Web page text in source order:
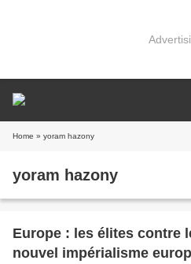
Home » yoram hazony
yoram hazony
Europe : les élites contre
nouvel impérialisme